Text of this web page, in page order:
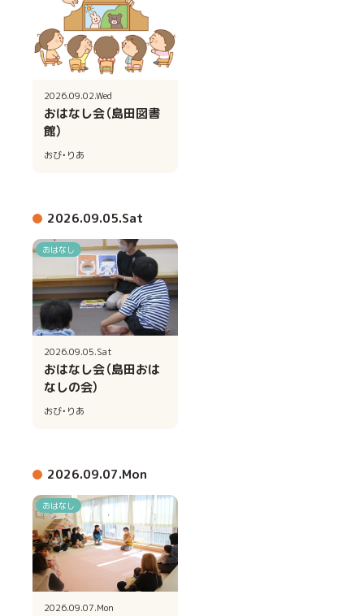
2026.09.02.Wed
おはなし会（島田図書
館）
おび・りあ
2026.09.05.Sat
おはなし
2026.09.05.Sat
おはなし会（島田おは
なしの会）
おび・りあ
2026.09.07.Mon
おはなし
2026.09.07.Mon